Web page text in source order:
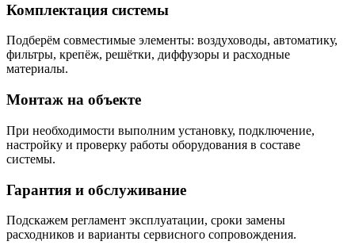
Комплектация системы
Подберём совместимые элементы: воздуховоды, автоматику,
фильтры, крепёж, решётки, диффузоры и расходные
материалы.
Монтаж на объекте
При необходимости выполним установку, подключение,
настройку и проверку работы оборудования в составе
системы.
Гарантия и обслуживание
Подскажем регламент эксплуатации, сроки замены
расходников и варианты сервисного сопровождения.